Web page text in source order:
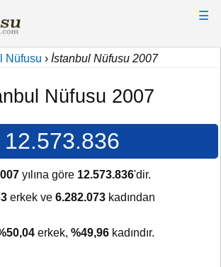
☰
Nüfusu › İstanbul Nüfusu 2007
Nüfusu 2007
12.573.836
yılına göre 12.573.836'dir.
erkek ve 6.282.073 kadından
erkek, %49,96 kadındır.